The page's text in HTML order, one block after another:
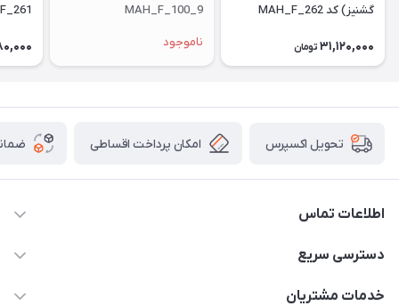
گشنیز) کد MAH_F_262
31,120,000 تومان
MAH_F_100_9
ناموجود
تحویل اکسپرس امکان پرداخت اقساطی
اطلاعات تماس
09171115348
دسترسی سریع
مجله فروشگاه
خدمات مشتریان